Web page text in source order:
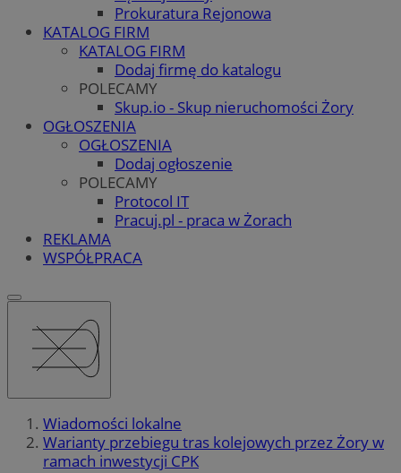
Prokuratura Rejonowa
KATALOG FIRM
KATALOG FIRM
Dodaj firmę do katalogu
POLECAMY
Skup.io - Skup nieruchomości Żory
OGŁOSZENIA
OGŁOSZENIA
Dodaj ogłoszenie
POLECAMY
Protocol IT
Pracuj.pl - praca w Żorach
REKLAMA
WSPÓŁPRACA
Wiadomości lokalne
Warianty przebiegu tras kolejowych przez Żory w
ramach inwestycji CPK